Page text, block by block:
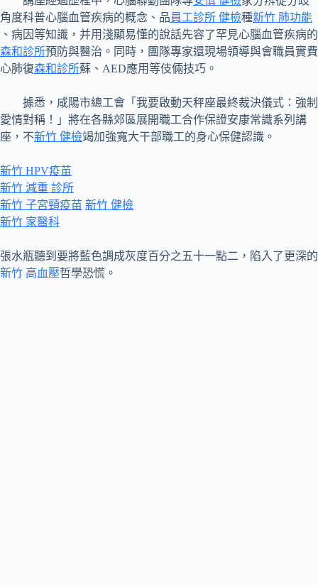
角度科普心腦血管疾病的概念、品員工診所 健檢種新竹 肺功能
、病因等知識，并用淺顯易懂的說話先容了罕見心腦血管疾病的
森和診所預防與醫治。同時，團隊專家還現場領導與會職員實費
心肺復森和診所蘇、AED應用等伎倆技巧。
據悉，咸陽市總工會「我要啟動天秤座最終裁決儀式：強制
愛情對稱！」將在各縣郊區展開職工合作保證安康常識系列講
座，不新竹 健檢竭加強寬大干部職工的身心保健認識。
新竹 HPV疫苗
新竹 減重 診所
新竹 子宮頸疫苗 新竹 健檢
新竹 家醫科
張水瓶聽到要將藍色調成灰度百分之五十一點二，陷入了更深的
新竹 高血壓哲學恐慌。